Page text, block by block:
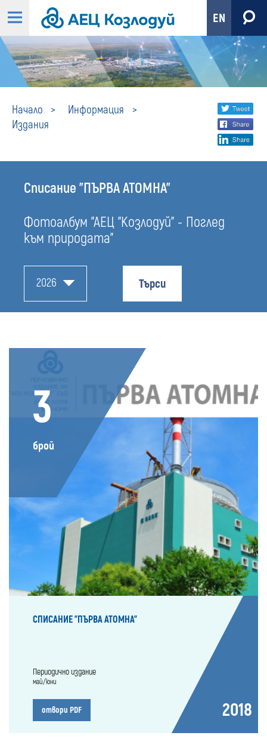
EN
Начало
Информация
Издания
Издания
Share
social
media
Списание "ПЪРВА АТОМНА"
Фотоалбум "АЕЦ "Козлодуй" - Поглед
към природата"
2026 Търси
3
брой
СПИСАНИЕ "ПЪРВА АТОМНА"
Периодично издание
май/юни
отвори PDF 2018